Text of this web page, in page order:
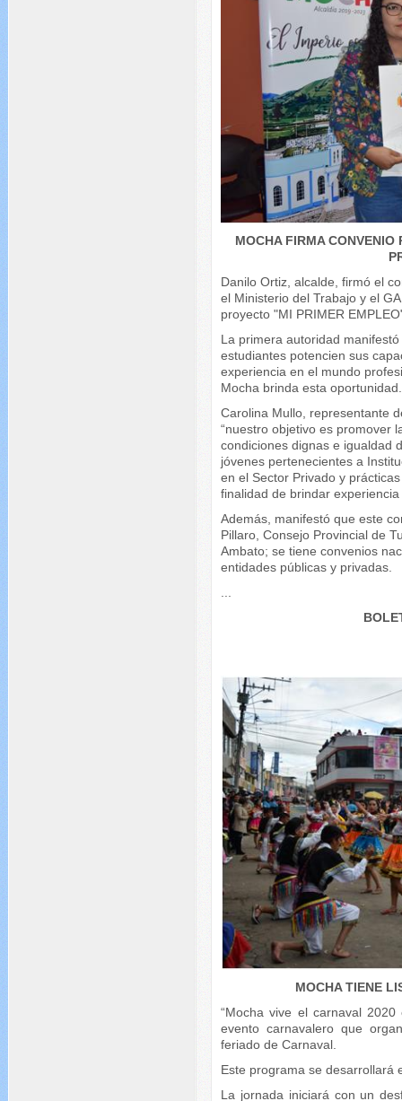
MOCHA FIRMA CONVENIO
Danilo Ortiz, alcalde, firmó el
el Ministerio del Trabajo y el
proyecto "MI PRIMER
La primera autoridad
estudiantes potencien sus
experiencia en el mundo
Mocha brinda esta oportunidad.
Carolina Mullo, representante
“nuestro objetivo es promover
condiciones dignas e igualdad
jóvenes pertenecientes a
en el Sector Privado y
finalidad de brindar
Además, manifestó que este
Pillaro, Consejo Provincial de
Ambato; se tiene convenios
entidades públicas y privadas.
MOCHA TIENE
“Mocha vive el carnaval
evento carnavalero que
feriado de Carnaval.
Este programa se desarrollará
La jornada iniciará con un